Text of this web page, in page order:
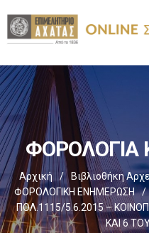
ΦΟΡΟΛΟΓΙΑ
Αρχική / Βιβλιοθήκη
ΦΟΡΟΛΟΓΙΚΗ ΕΝΗΜΕΡΩΣΗ
/
ΠΟΛ.1115/5.6.2015 –
ΚΑΙ 6